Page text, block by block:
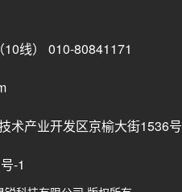
线） 010-80841171
术产业开发区京榆大街1536号
-1